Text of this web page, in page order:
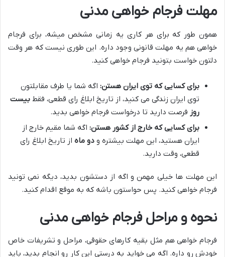
مهلت فرجام خواهی مدنی
همون طور که برای هر کاری یه زمانی مشخص میشه، برای فرجام
خواهی هم یه مهلت قانونی وجود داره. این طوری نیست که هر وقت
دلتون خواست بتونید فرجام خواهی کنید.
برای کسایی که توی ایران هستن: اگه شما یا طرف مقابلتون
توی ایران زندگی می کنید، از تاریخ ابلاغ رای قطعی، فقط بیست
روز فرصت دارید تا درخواست فرجام خواهی بدید.
برای کسایی که خارج از کشور هستن: اگه شما مقیم خارج از
ایران هستید، این مهلت بیشتره و دو ماه از تاریخ ابلاغ رای
قطعی، وقت دارید.
این مهلت ها خیلی مهمن و اگه از دستشون بدید، دیگه نمی تونید
فرجام خواهی کنید. پس حواستون باشه که به موقع اقدام کنید.
نحوه و مراحل فرجام خواهی مدنی
فرجام خواهی هم مثل بقیه کارهای حقوقی، مراحل و تشریفات خاص
خودش رو داره. اگه می خواید به درستی این کار رو انجام بدید، باید